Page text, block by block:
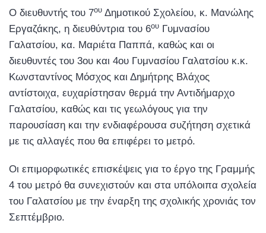
Ο διευθυντής του 7ου Δημοτικού Σχολείου, κ. Μανώλης
Εργαζάκης, η διευθύντρια του 6ου Γυμνασίου
Γαλατσίου, κα. Μαριέτα Παππά, καθώς και οι
διευθυντές του 3ου και 4ου Γυμνασίου Γαλατσίου κ.κ.
Κωνσταντίνος Μόσχος και Δημήτρης Βλάχος
αντίστοιχα, ευχαρίστησαν θερμά την Αντιδήμαρχο
Γαλατσίου, καθώς και τις γεωλόγους για την
παρουσίαση και την ενδιαφέρουσα συζήτηση σχετικά
με τις αλλαγές που θα επιφέρει το μετρό.
Οι επιμορφωτικές επισκέψεις για το έργο της Γραμμής
4 του μετρό θα συνεχιστούν και στα υπόλοιπα σχολεία
του Γαλατσίου με την έναρξη της σχολικής χρονιάς τον
Σεπτέμβριο.